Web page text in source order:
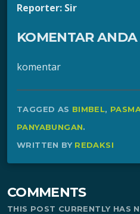
Reporter: Sir
KOMENTAR ANDA
komentar
TAGGED AS BIMBEL,
PANYABUNGAN.
WRITTEN BY REDAKSI
COMMENTS
THIS POST CURRENTLY HAS